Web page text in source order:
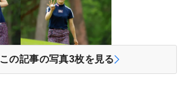
この記事の写真3枚を見る